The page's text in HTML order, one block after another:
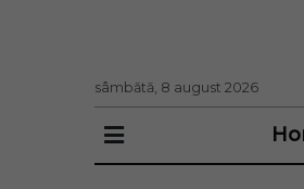
sâmbătă, 8 august 2026